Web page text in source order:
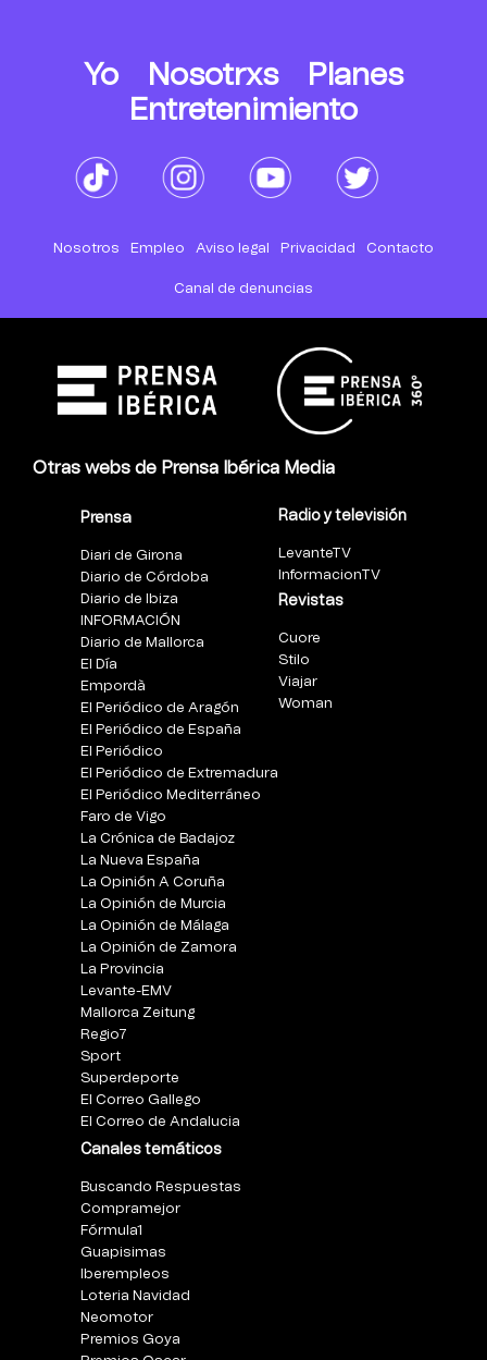
Yo Nosotrxs
Planes
Entretenimiento
Nosotros Empleo Aviso legal Privacidad Contacto
Canal de denuncias
Otras webs de Prensa Ibérica Media
Prensa
Diari de Girona
Diario de Córdoba
Diario de Ibiza
INFORMACIÓN
Diario de Mallorca
El Día
Empordà
El Periódico de Aragón
El Periódico de España
El Periódico
El Periódico de Extremadura
El Periódico Mediterráneo
Faro de Vigo
La Crónica de Badajoz
La Nueva España
La Opinión A Coruña
La Opinión de Murcia
La Opinión de Málaga
La Opinión de Zamora
La Provincia
Levante-EMV
Mallorca Zeitung
Regio7
Sport
Superdeporte
El Correo Gallego
El Correo de Andalucia
Canales temáticos
Buscando Respuestas
Compramejor
Fórmula1
Guapisimas
Iberempleos
Loteria Navidad
Neomotor
Premios Goya
Radio y televisión
LevanteTV
InformacionTV
Revistas
Cuore
Stilo
Viajar
Woman